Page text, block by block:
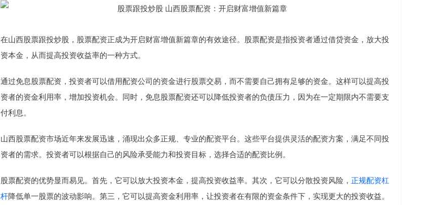
在山西股票跟投炒股，股票配资正成为开启财富增值新篇章的有效途径。股票配资是指投资者通过借贷资金，放大投
资本金，从而提高投资收益率的一种方式。
通过免息股票配资，投资者可以借用配资公司的资金进行股票交易，而不需要自己拥有足够的资金。这样可以提高投
资者的资金利用率，增加投资机会。同时，免息股票配资还可以降低投资者的负债压力，因为在一定期限内不需要支
付利息。
山西股票配资市场近年来发展迅速，涌现出众多正规、专业的配资平台。这些平台提供灵活的配资方案，满足不同投
资者的需求。投资者可以根据自己的风险承受能力和投资目标，选择合适的配资比例。
股票配资的优势显而易见。首先，它可以放大投资本金，提高投资收益率。其次，它可以分散投资风险， 正规配资杠
杆降低单一股票的波动影响。第三，它可以提高资金利用率，让投资者在有限的资金条件下，实现更大的投资收益。